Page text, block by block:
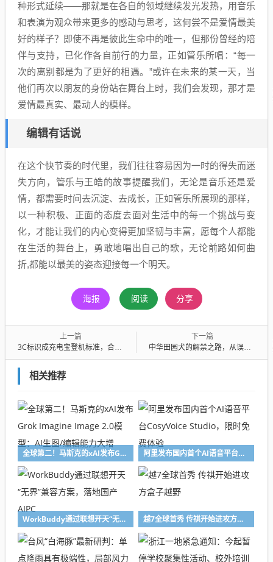
种形式延续——那就是在各自的领域继续发光发热，用音乐
和表演为观众带来更多的感动与思考，这何尝不是爱情最美
好的样子？即使不再是彼此生命中的唯一，但那份曾经的陪
伴与支持，已化作各自前行的力量，正如管乐所唱：“每一
次的离别都是为了更好的相遇。”或许在未来的某一天，当
他们再次以朋友的身份站在舞台上时，我们会发现，那才是
爱情最真实、最动人的模样。
编辑有话说
在这个快节奏的时代里，我们往往容易因为一时的得失而迷
失方向，管乐与王皓的故事提醒我们，无论是音乐还是爱
情，都需要时间去沉淀、去成长，正如管乐所展现的那样，
以一种积极、正面的态度去面对生活中的每一个挑战与变
化，才能让我们的内心变得更加坚韧与丰富，愿每个人都能
在生活的舞台上，勇敢地唱出自己的歌，无论前路如何曲
折,都能以最美的姿态迎接每一个明天。
海报 阅读 分享
上一篇
3C标识成充电宝登机标准，合理吗？
下一篇
中华田园犬的解禁之路，从误解到重生的故事
相关推荐
全球第二！马斯克的xAI发布Grok Imagine Image 2.0模型：AI生图/编辑能力大增 阿里发布国内首个AI语音平台CosyVoice Studio，限时免费体验
WorkBuddy通过联想开天“无界”兼容方案，落地国产AIPC 越7全球首秀 传祺开始进攻方盒子越野